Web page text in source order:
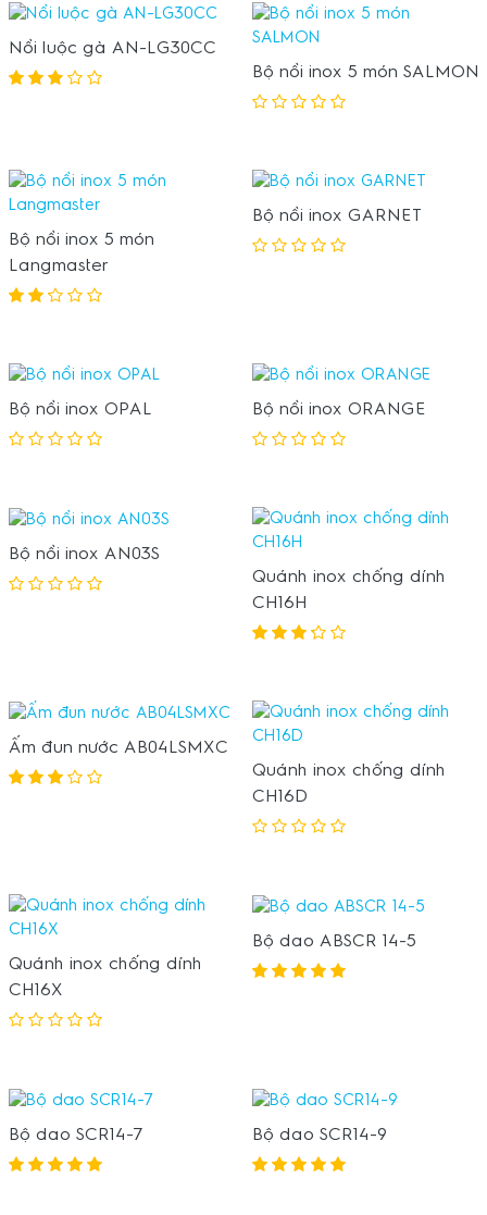
Nồi luộc gà AN-LG30CC
Bộ nồi inox 5 món SALMON
Bộ nồi inox 5 món
Langmaster
Bộ nồi inox GARNET
Bộ nồi inox OPAL Bộ nồi inox ORANGE
Bộ nồi inox AN03S
Quánh inox chống dính
CH16H
Ấm đun nước AB04LSMXC
Quánh inox chống dính
CH16D
Quánh inox chống dính
CH16X
Bộ dao ABSCR 14-5
Bộ dao SCR14-7 Bộ dao SCR14-9